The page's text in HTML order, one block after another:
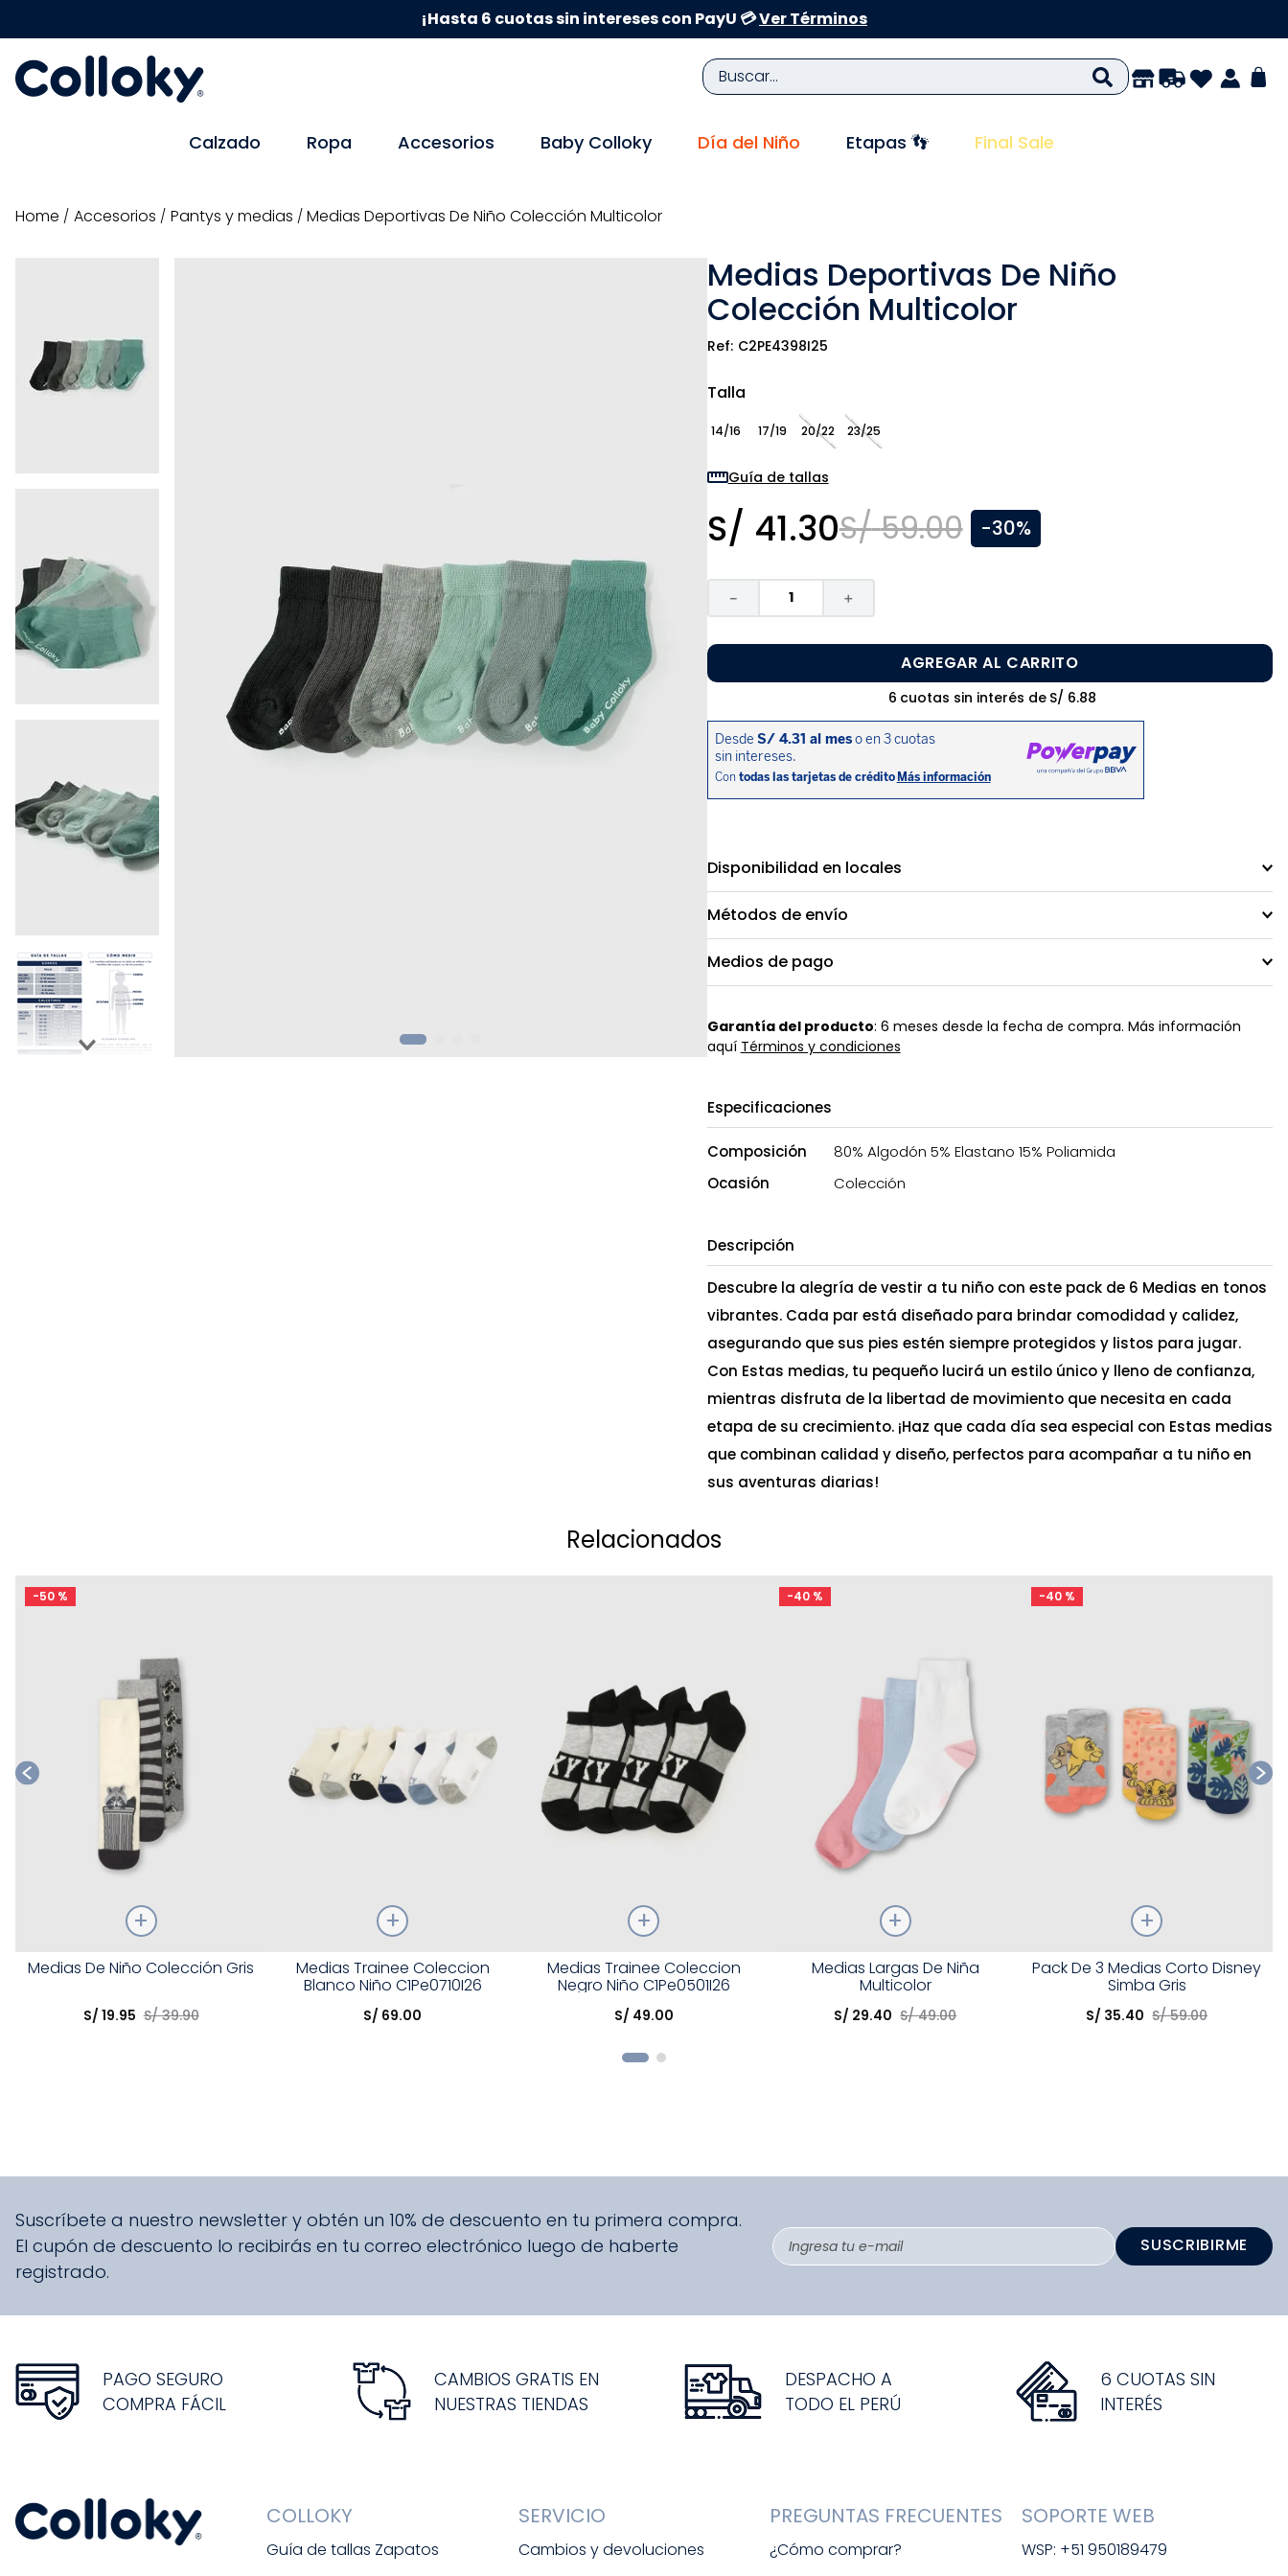
¡Hasta 6 cuotas sin intereses con PayU 💳Ver Términos
Buscar...
Calzado Ropa Accesorios Baby Colloky Día del Niño Etapas 👣 Final Sale
accesorios pantys y medias Medias Deportivas De Niño Colección Multicolor
Medias Deportivas De Niño
Colección Multicolor
C2PE4398I25
Talla
14/16 17/19 20/22 23/25
Guía de tallas
S/ 41.30S/ 59.00 -30%
＋
－
AGREGAR AL CARRITO
6 cuotas sin interés de S/ 6.88
Disponibilidad en locales
Métodos de envío
Medios de pago
Garantía del producto: 6 meses desde la fecha de compra. Más información
aquí Términos y condiciones
Especificaciones
Composición
80% Algodón 5% Elastano 15% Poliamida
Ocasión
Colección
Descripción
Descubre la alegría de vestir a tu niño con este pack de 6 Medias en tonos
vibrantes. Cada par está diseñado para brindar comodidad y calidez,
asegurando que sus pies estén siempre protegidos y listos para jugar.
Con Estas medias, tu pequeño lucirá un estilo único y lleno de confianza,
mientras disfruta de la libertad de movimiento que necesita en cada
etapa de su crecimiento. ¡Haz que cada día sea especial con Estas medias
que combinan calidad y diseño, perfectos para acompañar a tu niño en
sus aventuras diarias!
Relacionados
-50 %
Talla
Medias De Niño Colección Gris
S/ 19.95 S/ 39.90
Talla
Elige una opción
Medias Trainee Coleccion
Blanco Niño C1Pe0710I26
S/ 69.00
Talla
Elige una opción
Medias Trainee Coleccion
Negro Niño C1Pe0501I26
S/ 49.00
-40 %
Elige una opción
Medias Largas De Niña
Multicolor
S/ 29.40 S/ 49.00
-40 %
Talla
Elige una opción
Pack De 3 Medias Corto Disney
Simba Gris
S/ 35.40 S/ 59.00
Suscríbete a nuestro newsletter y obtén un 10% de descuento en tu primera compra.
El cupón de descuento lo recibirás en tu correo electrónico luego de haberte
registrado.
SUSCRIBIRME
PAGO SEGURO
COMPRA FÁCIL
CAMBIOS GRATIS EN
NUESTRAS TIENDAS
DESPACHO A
TODO EL PERÚ
6 CUOTAS SIN
INTERÉS
COLLOKY
Guía de tallas Zapatos
SERVICIO
Cambios y devoluciones
PREGUNTAS FRECUENTES
¿Cómo comprar?
SOPORTE WEB
WSP: +51 950189479
TÉRMINOS MÁS BUSCADOS